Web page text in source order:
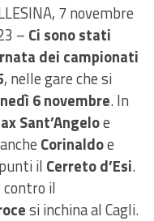
7 novembre
– Ci sono stati
dei campionati
, nelle gare che si
6 novembre. In
Sant’Angeloe
Corinaldoe
il Cerreto d’Esi.
contro il
si inchina al Cagli.